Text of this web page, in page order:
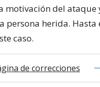
motivación del ataque
persona herida. Hasta
caso.
de correcciones